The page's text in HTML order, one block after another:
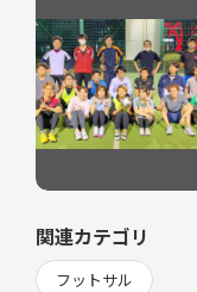
関連カテゴリ
フットサル